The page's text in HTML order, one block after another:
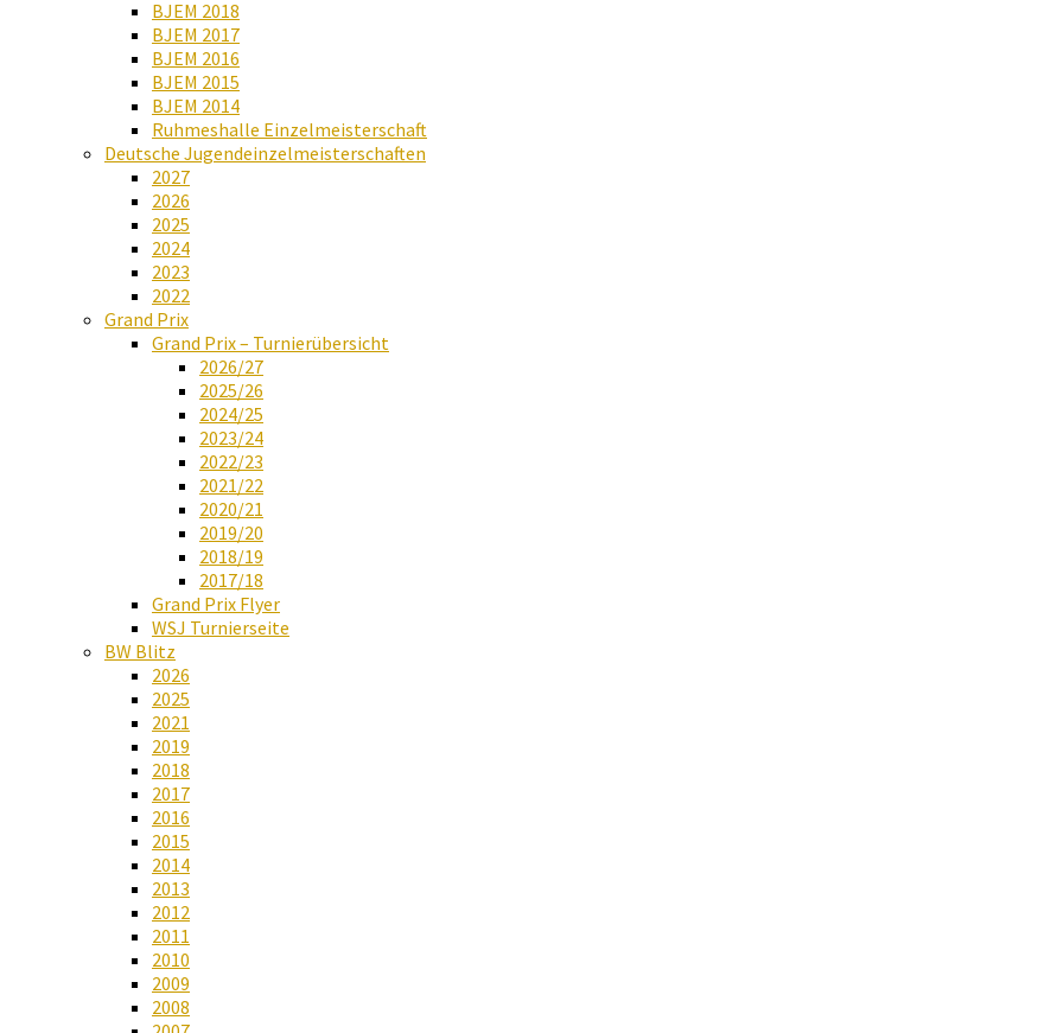
BJEM 2018
BJEM 2017
BJEM 2016
BJEM 2015
BJEM 2014
Ruhmeshalle Einzelmeisterschaft
Deutsche Jugendeinzelmeisterschaften
2027
2026
2025
2024
2023
2022
Grand Prix
Grand Prix – Turnierübersicht
2026/27
2025/26
2024/25
2023/24
2022/23
2021/22
2020/21
2019/20
2018/19
2017/18
Grand Prix Flyer
WSJ Turnierseite
BW Blitz
2026
2025
2021
2019
2018
2017
2016
2015
2014
2013
2012
2011
2010
2009
2008